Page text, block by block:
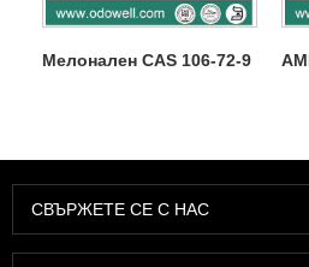
Мелонален CAS 106-72-9
СВЪРЖЕТЕ СЕ С НАС